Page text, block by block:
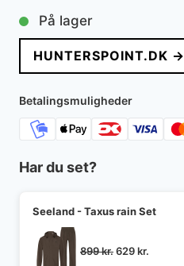
På lager
HUNTERSPOINT.DK →
Betalingsmuligheder
Har du set?
Seeland - Taxus rain Set
899kr.Den
629kr.